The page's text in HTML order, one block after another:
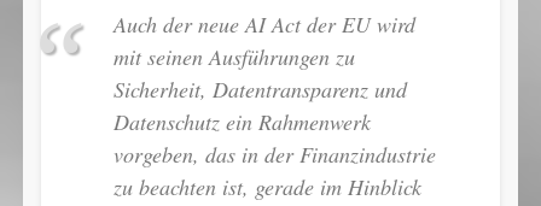
Auch der neue AI Act der EU wird
mit seinen Ausführungen zu
Sicherheit, Datentransparenz und
Datenschutz ein Rahmenwerk
vorgeben, das in der Finanzindustrie
zu beachten ist, gerade im Hinblick